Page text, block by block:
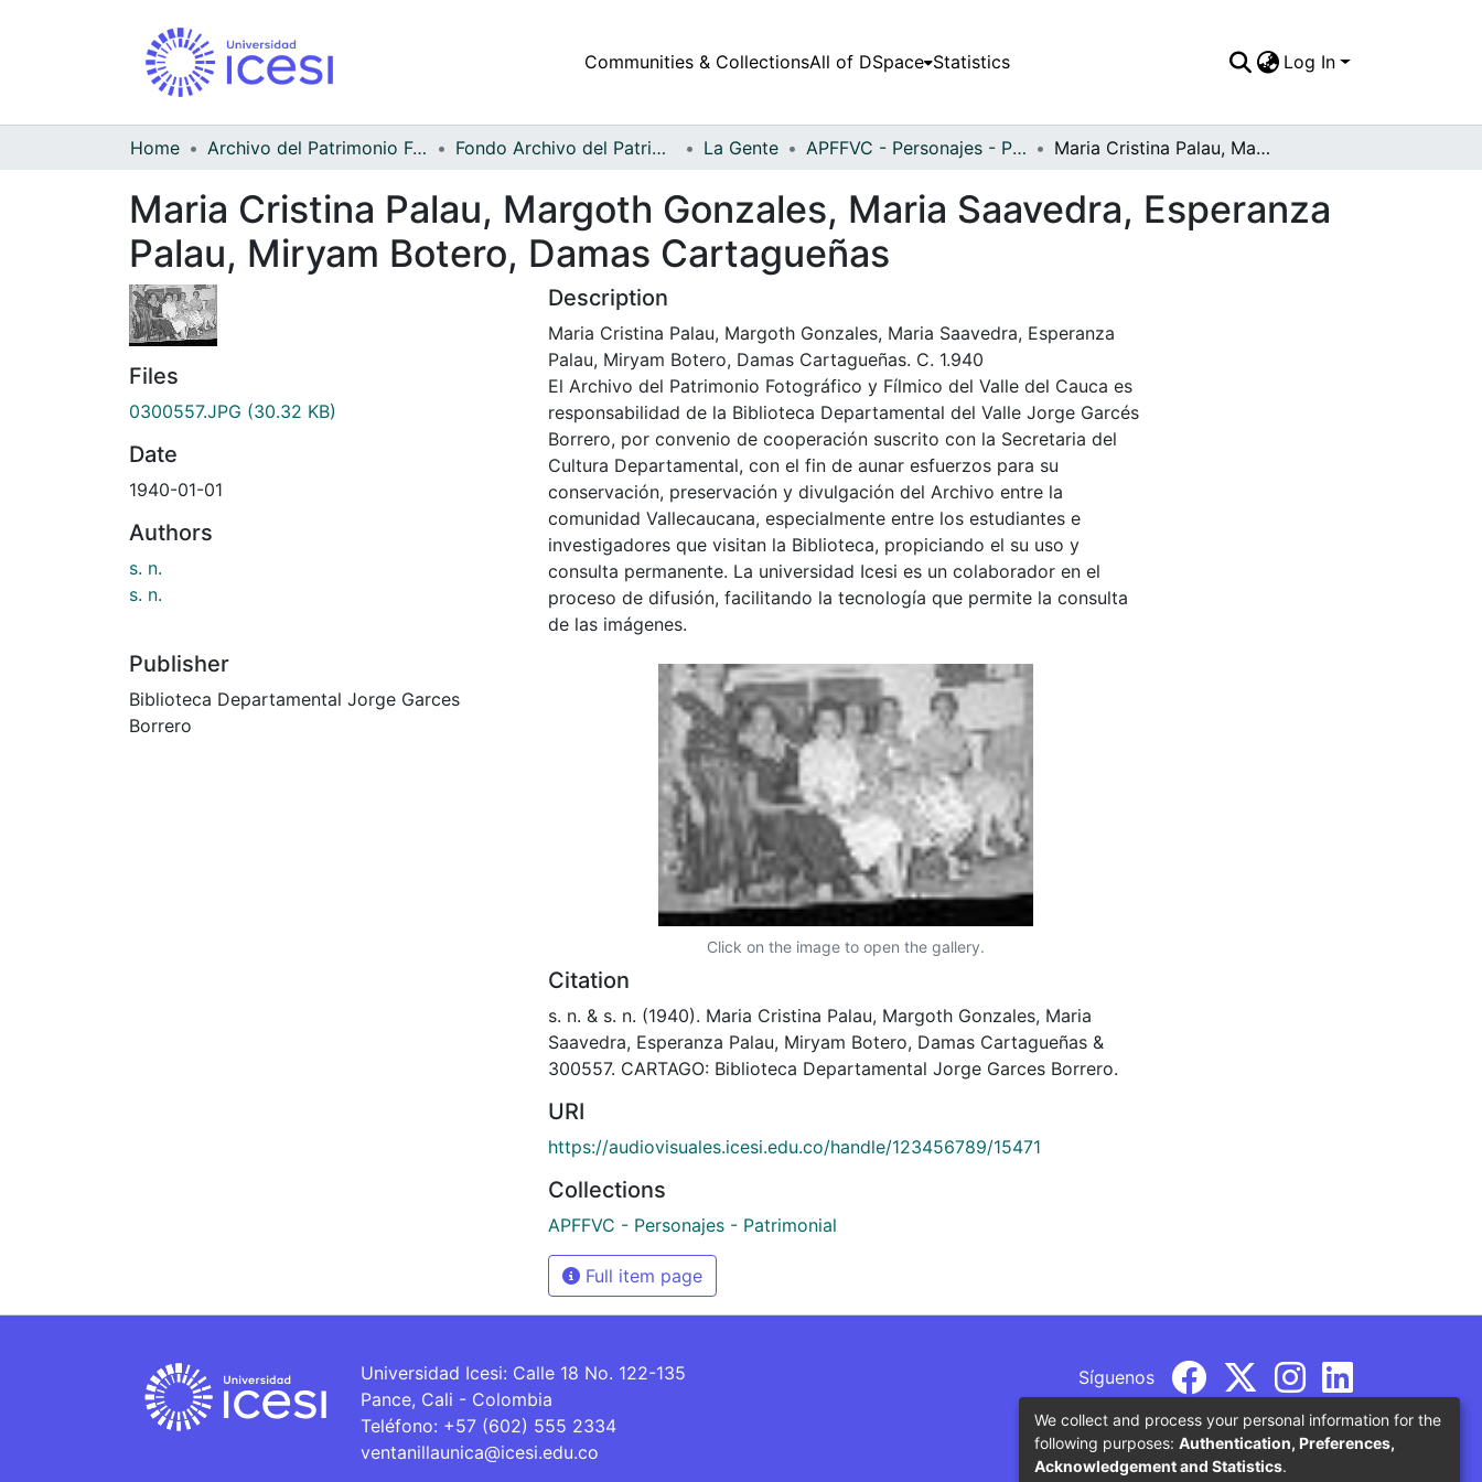
Communities & CollectionsAll of DSpace Statistics Log In
Home Archivo del Patrimonio Fotográfico y Fílmico del Valle del Cauca Fondo Archivo del Patrimonio Fotográfico y Fílmico del Valle del Cauca La Gente APFFVC - Personajes - Patrimonial Maria Cristina Palau, Margoth Gonzales, Maria Saavedra, Esperanza Palau, Miryam Botero, Damas Cartagueñas
Maria Cristina Palau, Margoth Gonzales, Maria Saavedra, Esperanza
Palau, Miryam Botero, Damas Cartagueñas
Files
0300557.JPG (30.32 KB)
Date
1940-01-01
Authors
s. n.
s. n.
Publisher
Biblioteca Departamental Jorge Garces
Borrero
Description
Maria Cristina Palau, Margoth Gonzales, Maria Saavedra, Esperanza
Palau, Miryam Botero, Damas Cartagueñas. C. 1.940
El Archivo del Patrimonio Fotográfico y Fílmico del Valle del Cauca es
responsabilidad de la Biblioteca Departamental del Valle Jorge Garcés
Borrero, por convenio de cooperación suscrito con la Secretaria del
Cultura Departamental, con el fin de aunar esfuerzos para su
conservación, preservación y divulgación del Archivo entre la
comunidad Vallecaucana, especialmente entre los estudiantes e
investigadores que visitan la Biblioteca, propiciando el su uso y
consulta permanente. La universidad Icesi es un colaborador en el
proceso de difusión, facilitando la tecnología que permite la consulta
de las imágenes.
Click on the image to open the gallery.
Citation
s. n. & s. n. (1940). Maria Cristina Palau, Margoth Gonzales, Maria
Saavedra, Esperanza Palau, Miryam Botero, Damas Cartagueñas &
300557. CARTAGO: Biblioteca Departamental Jorge Garces Borrero.
URI
https://audiovisuales.icesi.edu.co/handle/123456789/15471
Collections
APFFVC - Personajes - Patrimonial
Full item page
Universidad Icesi: Calle 18 No. 122-135
Pance, Cali - Colombia
Teléfono: +57 (602) 555 2334
ventanillaunica@icesi.edu.co
Síguenos
We collect and process your personal information for the
following purposes: Authentication, Preferences,
Acknowledgement and Statistics.